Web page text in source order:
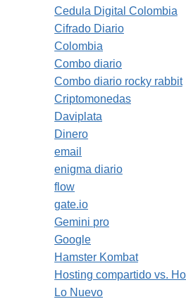
Cedula Digital Colombia
Cifrado Diario
Colombia
Combo diario
Combo diario rocky rabbit
Criptomonedas
Daviplata
Dinero
email
enigma diario
flow
gate.io
Gemini pro
Google
Hamster Kombat
Hosting compartido vs.
Lo Nuevo